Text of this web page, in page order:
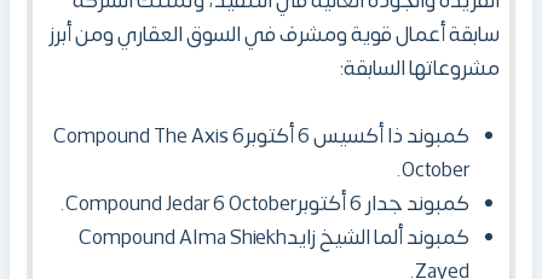
سابقة أعمال قوية ومشرف في السوق العقاري ومن أبرز
مشروعاتها السابقة:
كمبوند ذا أكسيس 6 أكتوبرCompound The Axis 6
October.
كمبوند جدار 6 أكتوبرCompound Jedar 6 October.
كمبوند ألما الشيخ زايدCompound Alma Shiekh
Zayed.